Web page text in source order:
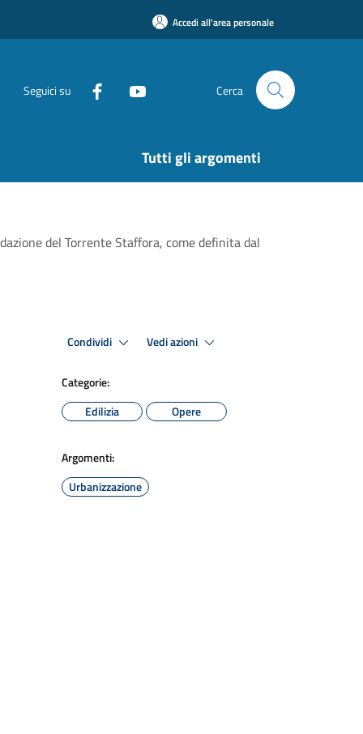
Accedi all'area personale
Seguici su Cerca
Tutti gli argomenti
del Torrente Staffora, come definita dal
Condividi Vedi azioni
Categorie:
Edilizia
Opere
Argomenti:
Urbanizzazione